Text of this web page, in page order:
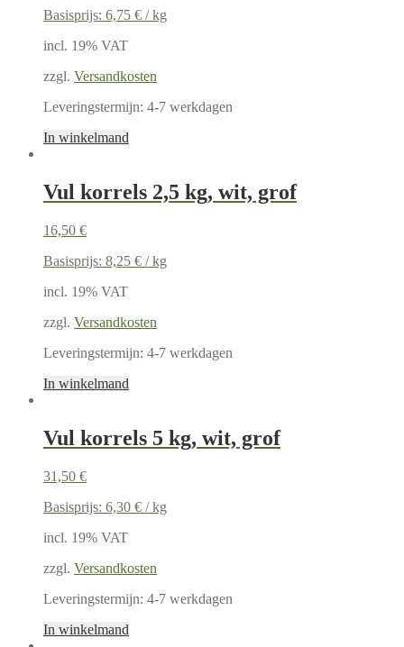
Basisprijs: 6,75 € /kg
incl. 19% VAT
zzgl. Versandkosten
Leveringstermijn: 4-7 werkdagen
In winkelmand
Vul korrels 2,5 kg, wit, grof
16,50 €
Basisprijs: 8,25 € /kg
incl. 19% VAT
zzgl. Versandkosten
Leveringstermijn: 4-7 werkdagen
In winkelmand
Vul korrels 5 kg, wit, grof
31,50 €
Basisprijs: 6,30 € /kg
incl. 19% VAT
zzgl. Versandkosten
Leveringstermijn: 4-7 werkdagen
In winkelmand